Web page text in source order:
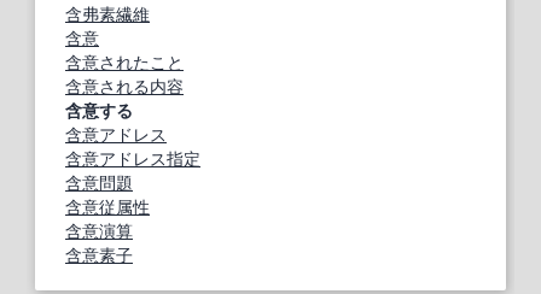
含弗素繊維
含意
含意されたこと
含意される内容
含意する
含意アドレス
含意アドレス指定
含意問題
含意従属性
含意演算
含意素子